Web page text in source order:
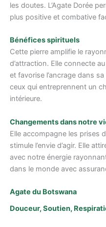
les doutes. L’Agate Dorée
plus positive et combative
Bénéfices spirituels
Cette pierre amplifie le
d’attraction. Elle connecte
et favorise l’ancrage dans
ceux qui entreprennent un
intérieure.
Changements dans notre
Elle accompagne les prises
stimule l’envie d’agir. Elle
avec notre énergie
dans le monde avec
Agate du Botswana
Douceur, Soutien,